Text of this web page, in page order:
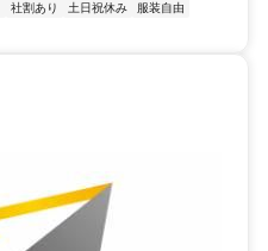
社割あり 土日祝休み
服装自由